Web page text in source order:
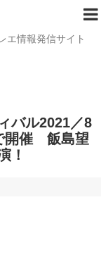
エ情報発信サイト
バル2021／8
開催 飯島望
！